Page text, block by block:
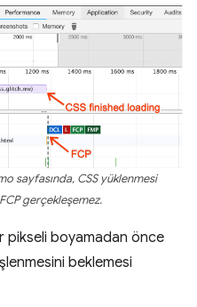
sayfasında, CSS yüklenmesi
gerçekleşemez.
pikseli boyamadan önce
beklemesi